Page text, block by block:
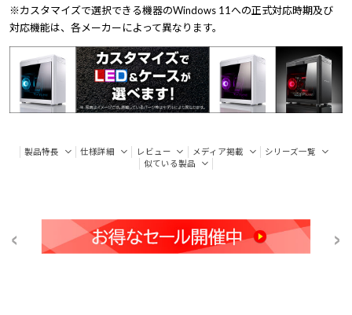
※カスタマイズで選択できる機器のWindows 11への正式対応時期及び
対応機能は、各メーカーによって異なります。
製品特長 仕様詳細 レビュー メディア掲載
シリーズ一覧
似ている製品